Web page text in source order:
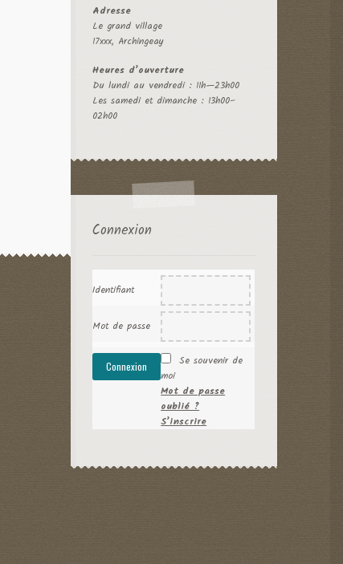
Adresse
Le grand village
17xxx, Archingeay
Heures d’ouverture
Du lundi au vendredi : 11h—23h00
Les samedi et dimanche : 13h00–
02h00
Connexion
Identifiant
Mot de passe
Se souvenir de
moi
Mot de passe
oublié ?
S’inscrire